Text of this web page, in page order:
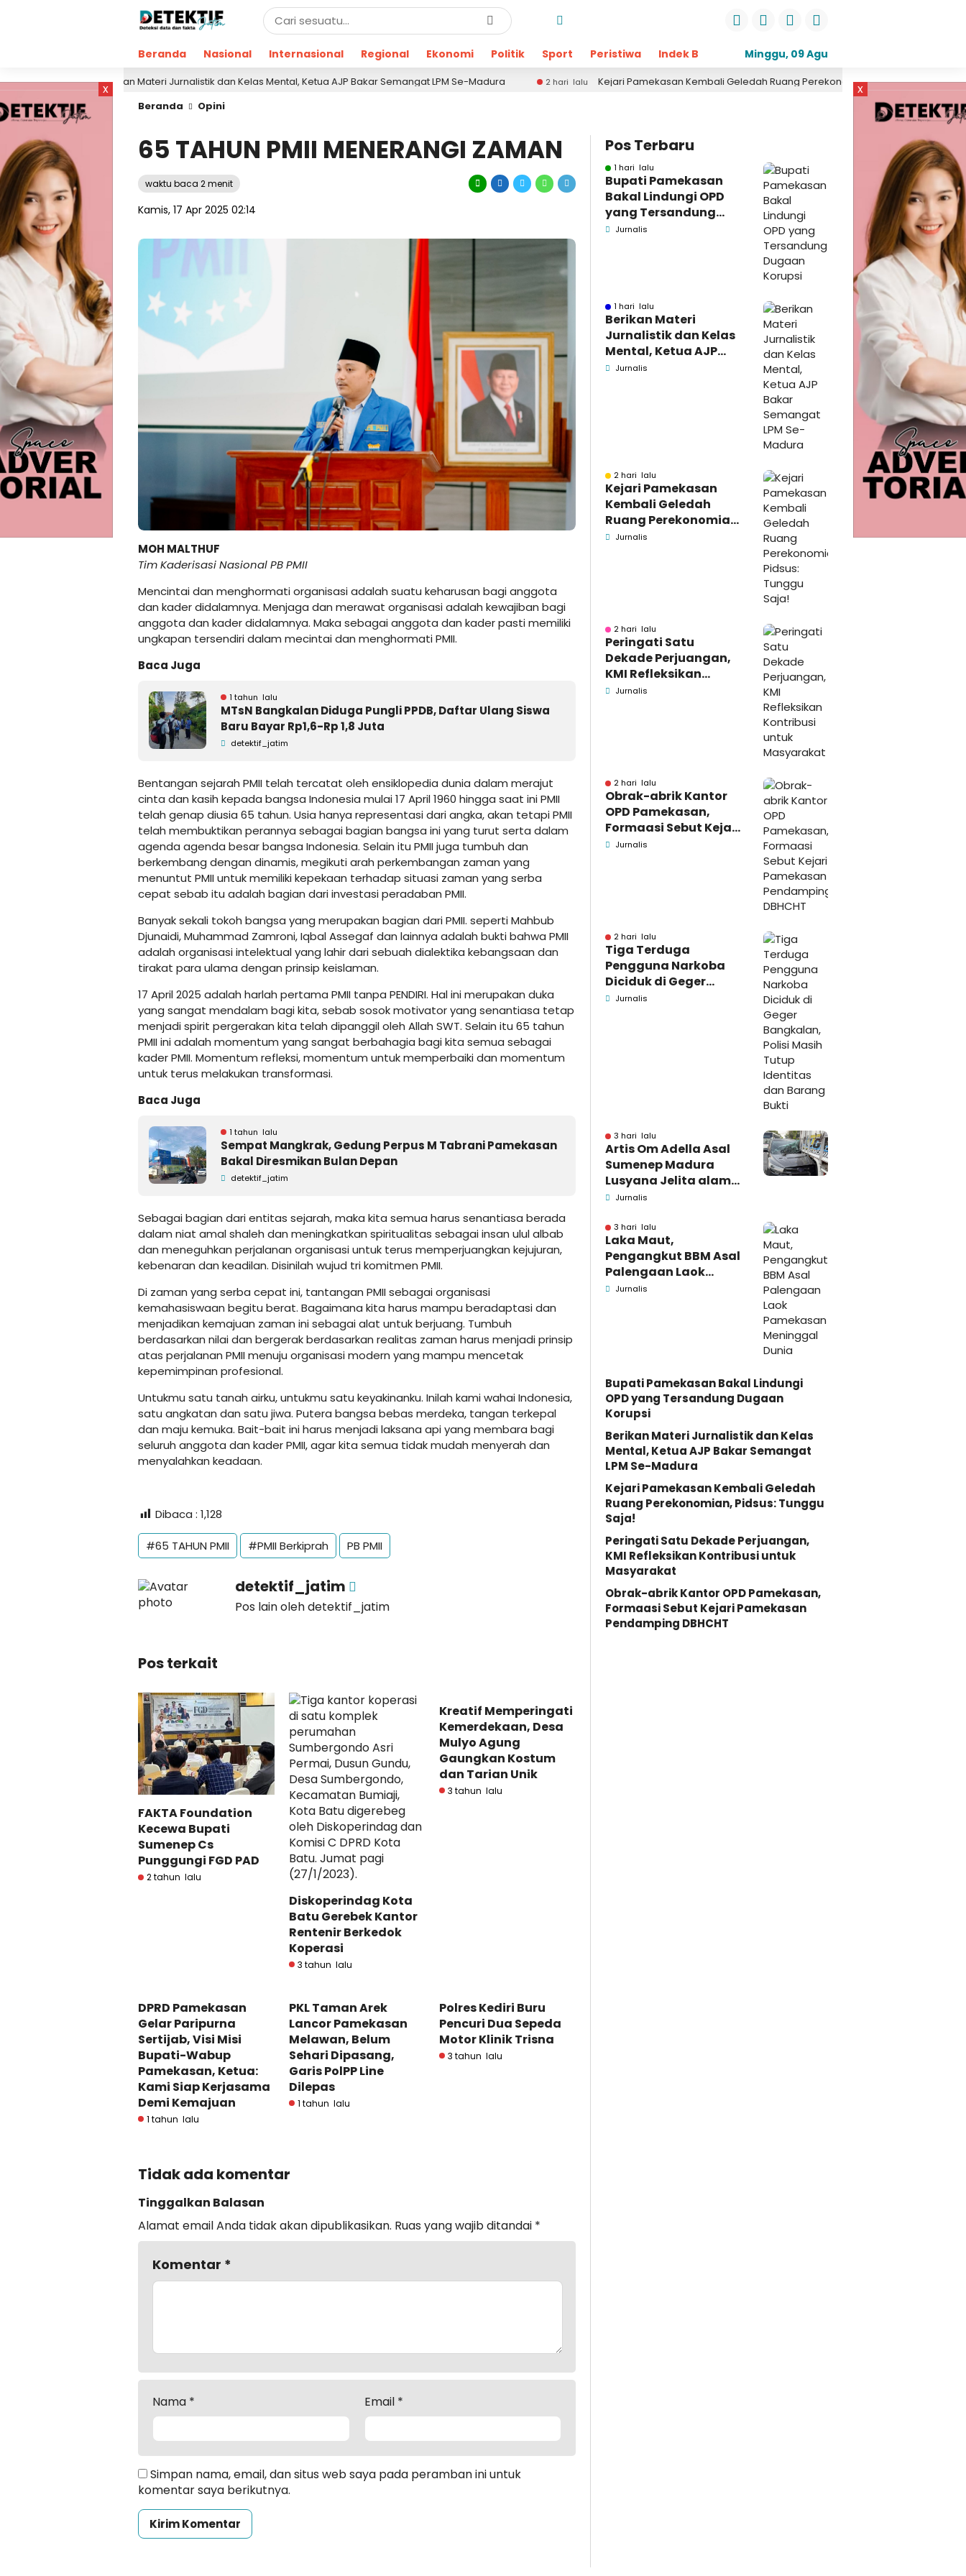
Beranda Nasional Internasional Regional Ekonomi Politik Sport Peristiwa Indek Berita Opini Daerah
Minggu, 09 Agu
2026
x
Berikan Materi Jurnalistik dan Kelas Mental, Ketua AJP Bakar Semangat LPM Se-Madura 2 hari lalu Kejari Pamekasan Kembali Geledah Ruang Perekonomian, Pidsus: Tunggu Saja! 2 hari
Beranda Opini
65 TAHUN PMII MENERANGI ZAMAN
waktu baca 2 menit
Kamis, 17 Apr 2025 02:14
MOH MALTHUF
Tim Kaderisasi Nasional PB PMII
Mencintai dan menghormati organisasi adalah suatu keharusan bagi anggota
dan kader didalamnya. Menjaga dan merawat organisasi adalah kewajiban bagi
anggota dan kader didalamnya. Maka sebagai anggota dan kader pasti memiliki
ungkapan tersendiri dalam mecintai dan menghormati PMII.
Baca Juga
1 tahun lalu
MTsN Bangkalan Diduga Pungli PPDB, Daftar Ulang Siswa
Baru Bayar Rp1,6-Rp 1,8 Juta
detektif_jatim
Bentangan sejarah PMII telah tercatat oleh ensiklopedia dunia dalam merajut
cinta dan kasih kepada bangsa Indonesia mulai 17 April 1960 hingga saat ini PMII
telah genap diusia 65 tahun. Usia hanya representasi dari angka, akan tetapi PMII
telah membuktikan perannya sebagai bagian bangsa ini yang turut serta dalam
agenda agenda besar bangsa Indonesia. Selain itu PMII juga tumbuh dan
berkembang dengan dinamis, megikuti arah perkembangan zaman yang
menuntut PMII untuk memiliki kepekaan terhadap situasi zaman yang serba
cepat sebab itu adalah bagian dari investasi peradaban PMII.
Banyak sekali tokoh bangsa yang merupakan bagian dari PMII. seperti Mahbub
Djunaidi, Muhammad Zamroni, Iqbal Assegaf dan lainnya adalah bukti bahwa PMII
adalah organisasi intelektual yang lahir dari sebuah dialektika kebangsaan dan
tirakat para ulama dengan prinsip keislaman.
17 April 2025 adalah harlah pertama PMII tanpa PENDIRI. Hal ini merupakan duka
yang sangat mendalam bagi kita, sebab sosok motivator yang senantiasa tetap
menjadi spirit pergerakan kita telah dipanggil oleh Allah SWT. Selain itu 65 tahun
PMII ini adalah momentum yang sangat berbahagia bagi kita semua sebagai
kader PMII. Momentum refleksi, momentum untuk memperbaiki dan momentum
untuk terus melakukan transformasi.
Baca Juga
1 tahun lalu
Sempat Mangkrak, Gedung Perpus M Tabrani Pamekasan
Bakal Diresmikan Bulan Depan
detektif_jatim
Sebagai bagian dari entitas sejarah, maka kita semua harus senantiasa berada
dalam niat amal shaleh dan meningkatkan spiritualitas sebagai insan ulul albab
dan meneguhkan perjalanan organisasi untuk terus memperjuangkan kejujuran,
kebenaran dan keadilan. Disinilah wujud tri komitmen PMII.
Di zaman yang serba cepat ini, tantangan PMII sebagai organisasi
kemahasiswaan begitu berat. Bagaimana kita harus mampu beradaptasi dan
menjadikan kemajuan zaman ini sebagai alat untuk berjuang. Tumbuh
berdasarkan nilai dan bergerak berdasarkan realitas zaman harus menjadi prinsip
atas perjalanan PMII menuju organisasi modern yang mampu mencetak
kepemimpinan profesional.
Untukmu satu tanah airku, untukmu satu keyakinanku. Inilah kami wahai Indonesia,
satu angkatan dan satu jiwa. Putera bangsa bebas merdeka, tangan terkepal
dan maju kemuka. Bait-bait ini harus menjadi laksana api yang membara bagi
seluruh anggota dan kader PMII, agar kita semua tidak mudah menyerah dan
menyalahkan keadaan.
Dibaca : 1,128
#65 TAHUN PMII #PMII Berkiprah PB PMII
detektif_jatim
Pos lain oleh detektif_jatim
Pos terkait
FAKTA Foundation
Kecewa Bupati
Sumenep Cs
Punggungi FGD PAD
2 tahun lalu
Diskoperindag Kota
Batu Gerebek Kantor
Rentenir Berkedok
Koperasi
3 tahun lalu
Kreatif Memperingati
Kemerdekaan, Desa
Mulyo Agung
Gaungkan Kostum
dan Tarian Unik
3 tahun lalu
DPRD Pamekasan
Gelar Paripurna
Sertijab, Visi Misi
Bupati-Wabup
Pamekasan, Ketua:
Kami Siap Kerjasama
Demi Kemajuan
1 tahun lalu
PKL Taman Arek
Lancor Pamekasan
Melawan, Belum
Sehari Dipasang,
Garis PolPP Line
Dilepas
1 tahun lalu
Polres Kediri Buru
Pencuri Dua Sepeda
Motor Klinik Trisna
3 tahun lalu
Tidak ada komentar
Tinggalkan Balasan
Alamat email Anda tidak akan dipublikasikan. Ruas yang wajib ditandai *
Komentar *
Nama * Email *
Simpan nama, email, dan situs web saya pada peramban ini untuk
komentar saya berikutnya.
Pos Terbaru
1 hari lalu
Bupati Pamekasan
Bakal Lindungi OPD
yang Tersandung
Dugaan Korupsi
Jurnalis
1 hari lalu
Berikan Materi
Jurnalistik dan Kelas
Mental, Ketua AJP
Bakar Semangat LPM
Jurnalis
2 hari lalu
Kejari Pamekasan
Kembali Geledah
Ruang Perekonomian,
Pidsus: Tunggu Saja!
Jurnalis
2 hari lalu
Peringati Satu
Dekade Perjuangan,
KMI Refleksikan
Kontribusi untuk
Jurnalis
2 hari lalu
Obrak-abrik Kantor
OPD Pamekasan,
Formaasi Sebut Kejari
Pamekasan
Jurnalis
2 hari lalu
Tiga Terduga
Pengguna Narkoba
Diciduk di Geger
Bangkalan, Polisi
Jurnalis
3 hari lalu
Artis Om Adella Asal
Sumenep Madura
Lusyana Jelita alami
kecelakaan di
Jurnalis
3 hari lalu
Laka Maut,
Pengangkut BBM Asal
Palengaan Laok
Pamekasan
Jurnalis
Bupati Pamekasan Bakal Lindungi
OPD yang Tersandung Dugaan
Korupsi
Berikan Materi Jurnalistik dan Kelas
Mental, Ketua AJP Bakar Semangat
LPM Se-Madura
Kejari Pamekasan Kembali Geledah
Ruang Perekonomian, Pidsus: Tunggu
Saja!
Peringati Satu Dekade Perjuangan,
KMI Refleksikan Kontribusi untuk
Masyarakat
Obrak-abrik Kantor OPD Pamekasan,
Formaasi Sebut Kejari Pamekasan
Pendamping DBHCHT
x